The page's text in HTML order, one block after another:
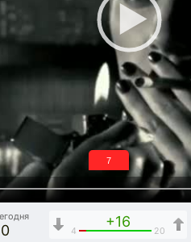
6
0
+16
4 20